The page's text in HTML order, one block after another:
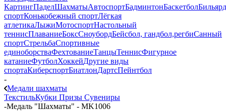
КартингПаделШахматыАвтоспортБадминтонБаскетболБильярд
спортКонькобежный спортЛёгкая
атлетикаЛыжиМотоспортНастольный
теннисПлаваниеБоксСноубордБейсбол, гандбол,регбиСанный
спортСтрельбаСпортивные
единоборстваФехтованиеТанцыТеннисФигурное
катаниеФутболХоккейДругие виды
спортаКиберспортБиатлонДартсПейнтбол
-
Медали шахматы
ТекстильКубки Призы Сувениры
-Медаль "Шахматы" - MK1006